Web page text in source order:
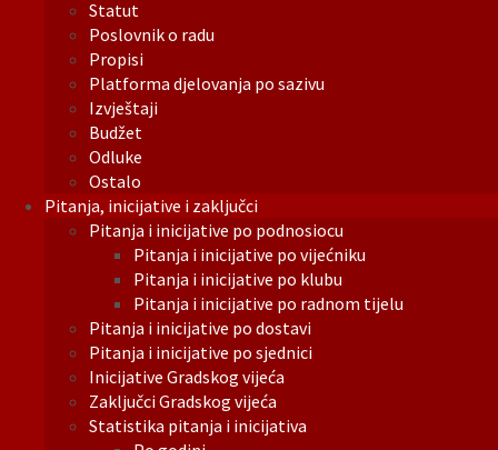
Statut
Poslovnik o radu
Propisi
Platforma djelovanja po sazivu
Izvještaji
Budžet
Odluke
Ostalo
Pitanja, inicijative i zaključci
Pitanja i inicijative po podnosiocu
Pitanja i inicijative po vijećniku
Pitanja i inicijative po klubu
Pitanja i inicijative po radnom tijelu
Pitanja i inicijative po dostavi
Pitanja i inicijative po sjednici
Inicijative Gradskog vijeća
Zaključci Gradskog vijeća
Statistika pitanja i inicijativa